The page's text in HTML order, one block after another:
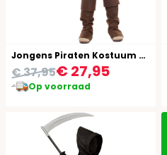
Jongens Piraten Kostuum Kapitein
€ 27,95
€ 37,95
Op voorraad